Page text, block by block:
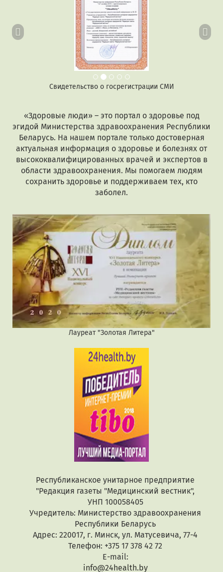
Свидетельство о госрегистрации СМИ
«Здоровые люди» – это портал о здоровье под
эгидой Министерства здравоохранения Республики
Беларусь. На нашем портале только достоверная
актуальная информация о здоровье и болезнях от
высококвалифицированных врачей и экспертов в
области здравоохранения. Мы помогаем людям
сохранить здоровье и поддерживаем тех, кто
заболел.
Лауреат "Золотая Литера"
Республиканское унитарное предприятие
"Редакция газеты "Медицинский вестник",
УНП 100058405
Учредитель: Министерство здравоохранения
Республики Беларусь
Адрес: 220017, г. Минск, ул. Матусевича, 77-4
Телефон: +375 17 378 42 72
E-mail:
info@24health.by